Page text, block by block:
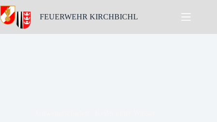
Skip
to
content
FEUERWEHR KIRCHBICHL